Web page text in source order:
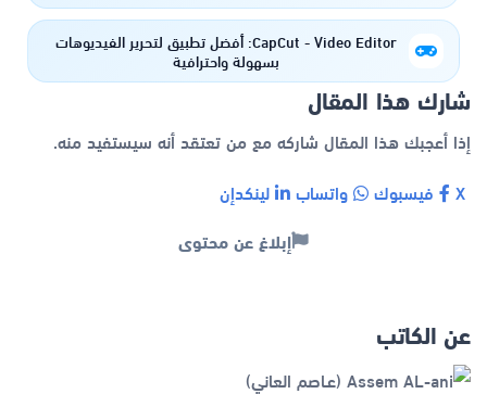
CapCut - Video Editor: أفضل تطبيق لتحرير الفيديوهات
بسهولة واحترافية
شارك هذا المقال
إذا أعجبك هذا المقال شاركه مع من تعتقد أنه سيستفيد منه.
فيسبوك واتساب لينكدإن
إبلاغ عن محتوى
عن الكاتب